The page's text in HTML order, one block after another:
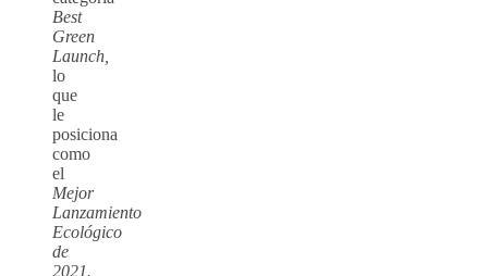
Best
Green
Launch,
lo
que
le
posiciona
como
el
Mejor
Lanzamiento
Ecológico
de
2021.